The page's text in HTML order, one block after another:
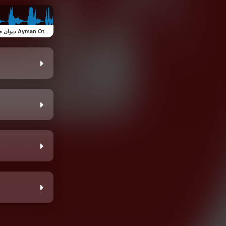
ديوان طيور القدس Ayman Otoom